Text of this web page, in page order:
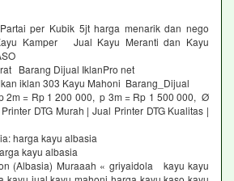
per Kubik 5jt harga menarik dan nego
Kamper Jual Kayu Meranti dan Kayu
Barang Dijual IklanPro net
iklan 303 Kayu Mahoni Barang_Dijual
2m = Rp 1 200 000, p 3m = Rp 1 500 000, Ø
DTG Murah | Jual Printer DTG Kualitas |
harga kayu albasia
kayu albasia
(Albasia) Muraaah « griyaidola kayu kayu